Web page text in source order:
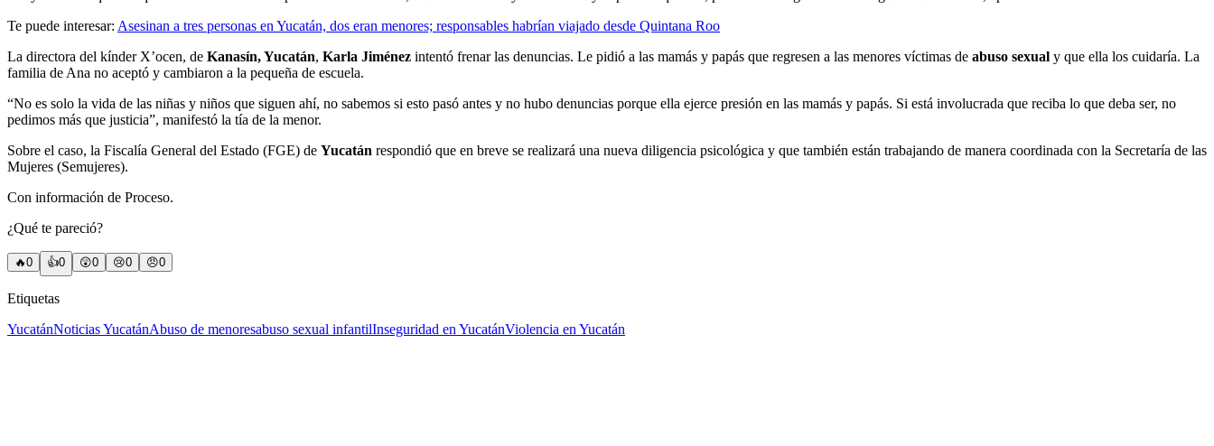
Te puede interesar: Asesinan a tres personas en Yucatán, dos eran menores; responsables habrían viajado desde Quintana Roo
La directora del kínder X’ocen, de Kanasín, Yucatán, Karla Jiménez intentó frenar las denuncias. Le pidió a las mamás y papás que regresen a las menores víctimas de abuso sexual y que ella los cuidaría. La
familia de Ana no aceptó y cambiaron a la pequeña de escuela.
“No es solo la vida de las niñas y niños que siguen ahí, no sabemos si esto pasó antes y no hubo denuncias porque ella ejerce presión en las mamás y papás. Si está involucrada que reciba lo que deba ser, no
pedimos más que justicia”, manifestó la tía de la menor.
Sobre el caso, la Fiscalía General del Estado (FGE) de Yucatán respondió que en breve se realizará una nueva diligencia psicológica y que también están trabajando de manera coordinada con la Secretaría de las
Mujeres (Semujeres).
Con información de Proceso.
¿Qué te pareció?
🔥0 👍0 😲0 😢0 😠0
Etiquetas
YucatánNoticias YucatánAbuso de menoresabuso sexual infantilInseguridad en YucatánViolencia en Yucatán